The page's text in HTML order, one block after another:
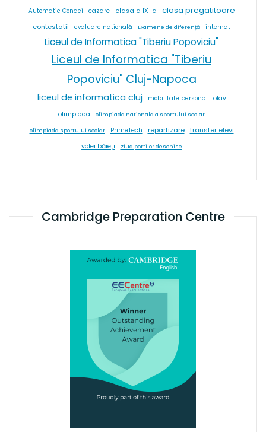
Automatic Condei cazare clasa a IX-a clasa pregatitoare
contestatii evaluare natională Examene de diferență internat
Liceul de Informatica "Tiberiu Popoviciu"
Liceul de Informatica "Tiberiu
Popoviciu" Cluj-Napoca
liceul de informatica cluj mobilitate personal
olav
olimpiada
olimpiada nationala a sportului scolar
olimpiada sportului scolar PrimeTech repartizare transfer elevi
volei băieți ziua portilor deschise
Cambridge Preparation Centre